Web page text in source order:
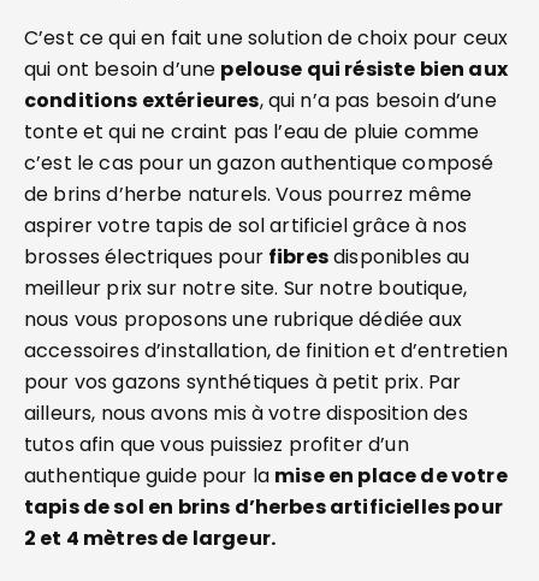
C’est ce qui en fait une solution de choix pour ceux
qui ont besoin d’une pelouse qui résiste bien aux
conditions extérieures, qui n’a pas besoin d’une
tonte et qui ne craint pas l’eau de pluie comme
c’est le cas pour un gazon authentique composé
de brins d’herbe naturels. Vous pourrez même
aspirer votre tapis de sol artificiel grâce à nos
brosses électriques pour fibresdisponibles au
meilleur prix sur notre site. Sur notre boutique,
nous vous proposons une rubrique dédiée aux
accessoires d’installation, de finition et d’entretien
pour vos gazons synthétiques à petit prix. Par
ailleurs, nous avons mis à votre disposition des
tutos afin que vous puissiez profiter d’un
authentique guide pour la mise en place de votre
tapis de sol en brins d’herbes artificielles pour
2 et 4 mètres de largeur.